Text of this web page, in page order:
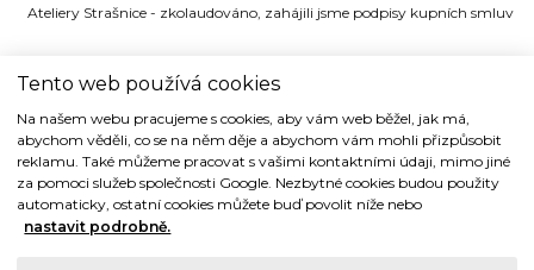
Ateliery Strašnice - zkolaudováno, zahájili jsme podpisy kupních smluv
TIDE REALITY s.r.o.
Dřevná 2, 128 00 Praha 2
Tel: (+420) 224 914 914
e-mail:info@tide.cz
Tento web používá cookies
Na našem webu pracujeme s cookies, aby vám web běžel, jak má,
abychom věděli, co se na něm děje a abychom vám mohli přizpůsobit
reklamu. Také můžeme pracovat s vašimi kontaktními údaji, mimo jiné
za pomoci služeb společnosti Google. Nezbytné cookies budou použity
automaticky, ostatní cookies můžete buď povolit níže nebo
nastavit podrobně.